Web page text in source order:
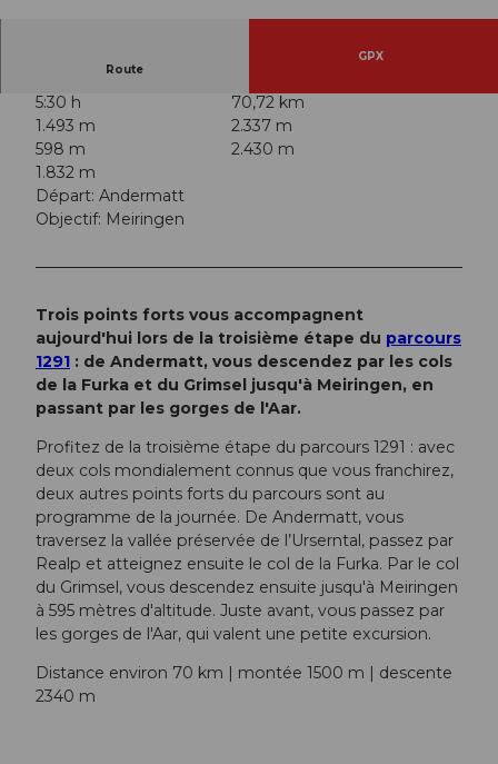
Route
GPX
5:30 h
70,72 km
1.493 m
2.337 m
598 m
2.430 m
1.832 m
Départ: Andermatt
Objectif: Meiringen
Trois points forts vous accompagnent
aujourd'hui lors de la troisième étape du parcours
1291 : de Andermatt, vous descendez par les cols
de la Furka et du Grimsel jusqu'à Meiringen, en
passant par les gorges de l'Aar.
Profitez de la troisième étape du parcours 1291 : avec
deux cols mondialement connus que vous franchirez,
deux autres points forts du parcours sont au
programme de la journée. De Andermatt, vous
traversez la vallée préservée de l’Urserntal, passez par
Realp et atteignez ensuite le col de la Furka. Par le col
du Grimsel, vous descendez ensuite jusqu'à Meiringen
à 595 mètres d'altitude. Juste avant, vous passez par
les gorges de l'Aar, qui valent une petite excursion.
Distance environ 70 km | montée 1500 m | descente
2340 m